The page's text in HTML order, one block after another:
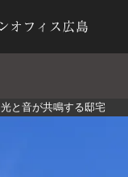
光と音が共鳴する邸宅